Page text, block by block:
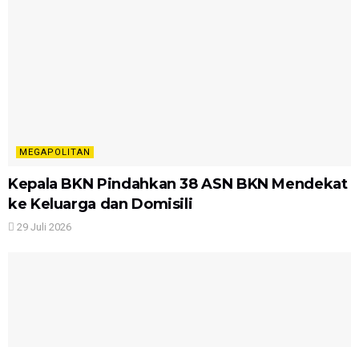
MEGAPOLITAN
Kepala BKN Pindahkan 38 ASN BKN Mendekat
ke Keluarga dan Domisili
29 Juli 2026